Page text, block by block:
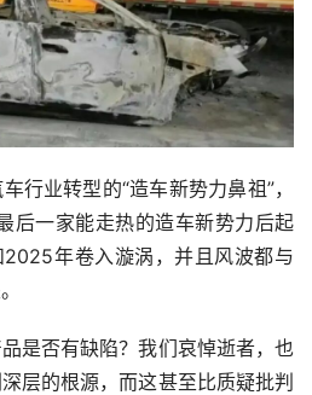
行业转型的“造车新势力鼻祖”，
后一家能走热的造车新势力后起
年卷入漩涡，并且风波都与
是否有缺陷？我们哀悼逝者，也
层的根源，而这甚至比质疑批判